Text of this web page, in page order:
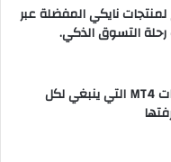
لمنتجات نايكي المفضلة عبر
التسوق الذكي.
أهم أدوات ومؤشرات MT4 التي ينبغي لكل